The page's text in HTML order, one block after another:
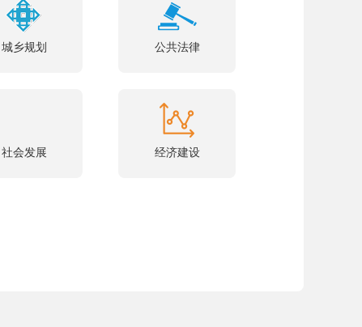
城乡规划 公共法律
社会发展 经济建设